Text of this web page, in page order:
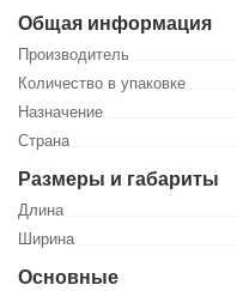
Общая информация
Производитель
Количество в упаковке
Назначение
Страна
Размеры и габариты
Длина
Ширина
Основные